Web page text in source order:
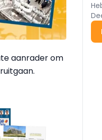
aanrader om